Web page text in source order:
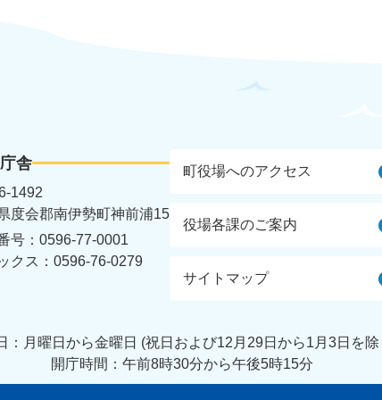
舎
1492
度会郡南伊勢町神前浦15
号：0596-77-0001
クス：0596-76-0279
町役場へのアクセス
役場各課のご案内
サイトマップ
：月曜日から金曜日 (祝日および12月29日から1月3日を除
開庁時間：午前8時30分から午後5時15分